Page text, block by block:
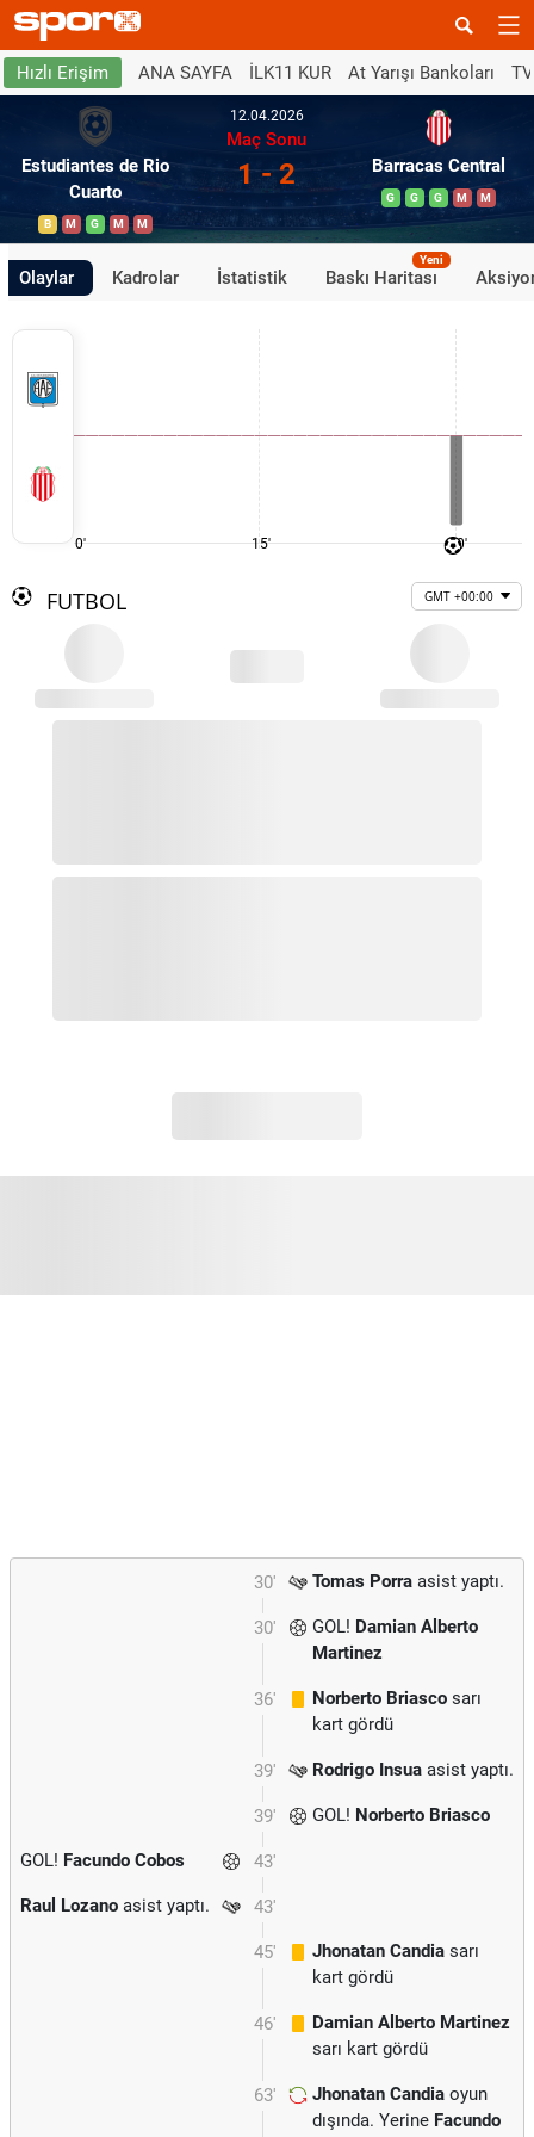
Hızlı Erişim ANA SAYFA İLK11 KUR At Yarışı Bankoları
Estudiantes de Rio
Cuarto
B M G M M
12.04.2026
Maç Sonu
1 - 2 Barracas Central
G G G M M
Olaylar Kadrolar İstatistik Baskı Haritası
Yeni
0' 15' 30'
FUTBOL GMT +00:00
30' Tomas Porra asist yaptı.
30' GOL! Damian Alberto
Martinez
36' Norberto Briasco sarı
kart gördü
39' Rodrigo Insua asist yaptı.
39' GOL! Norberto Briasco
43'
GOL! Facundo Cobos
43'
Raul Lozano asist yaptı.
45' Jhonatan Candia sarı
kart gördü
46'
Damian Alberto Martinez
sarı kart gördü
63' Jhonatan Candia oyun
dışında. Yerine Facundo